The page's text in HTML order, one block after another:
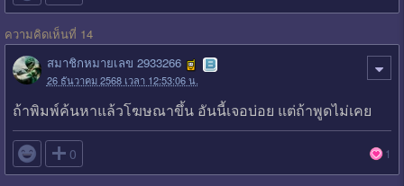
ความคิดเห็นที่ 14
สมาชิกหมายเลข 2933266
26 ธันวาคม 2568 เวลา 12:53:06 น.
ถ้าพิมพ์ค้นหาแล้วโฆษณาขึ้น อันนี้เจอบ่อย แต่ถ้าพูดไม่เคย
 0 1